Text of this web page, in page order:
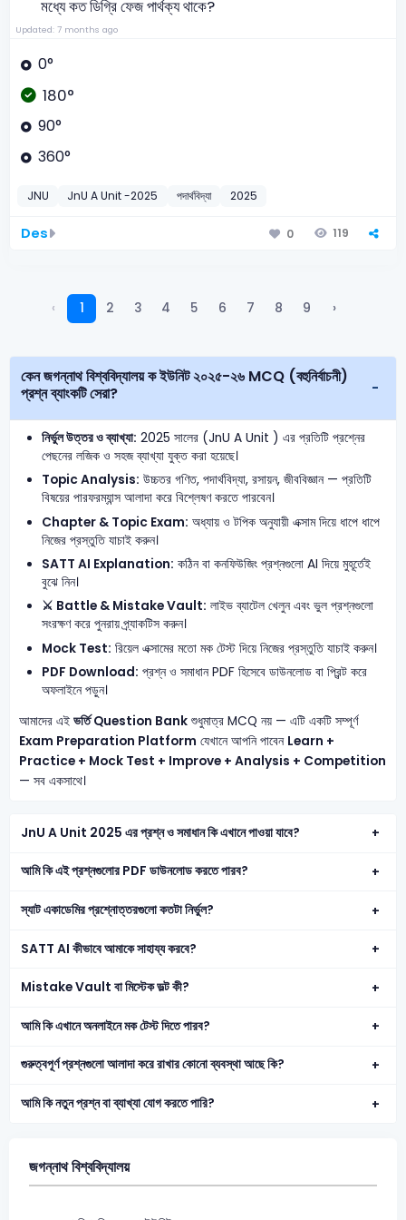
মধ্যে কত ডিগ্রি ফেজ পার্থক্য থাকে?
Updated: 7 months ago
0°
180°
90°
360°
JNU JnU A Unit -2025 পদার্থবিদ্যা 2025
Des 0 119
‹ 1 2 3 4 5 6 7 8 9 ›
কেন জগন্নাথ বিশ্ববিদ্যালয় ক ইউনিট ২০২৫-২৬ MCQ (বহুনির্বাচনী)
প্রশ্ন ব্যাংকটি সেরা?
নির্ভুল উত্তর ও ব্যাখ্যা: 2025 সালের (JnU A Unit ) এর প্রতিটি প্রশ্নের
পেছনের লজিক ও সহজ ব্যাখ্যা যুক্ত করা হয়েছে।
Topic Analysis: উচ্চতর গণিত, পদার্থবিদ্যা, রসায়ন, জীববিজ্ঞান — প্রতিটি
বিষয়ের পারফরম্যান্স আলাদা করে বিশ্লেষণ করতে পারবেন।
Chapter & Topic Exam: অধ্যায় ও টপিক অনুযায়ী এক্সাম দিয়ে ধাপে ধাপে
নিজের প্রস্তুতি যাচাই করুন।
SATT AI Explanation: কঠিন বা কনফিউজিং প্রশ্নগুলো AI দিয়ে মুহূর্তেই
বুঝে নিন।
⚔️ Battle & Mistake Vault: লাইভ ব্যাটেল খেলুন এবং ভুল প্রশ্নগুলো
সংরক্ষণ করে পুনরায় প্র্যাকটিস করুন।
Mock Test: রিয়েল এক্সামের মতো মক টেস্ট দিয়ে নিজের প্রস্তুতি যাচাই করুন।
PDF Download: প্রশ্ন ও সমাধান PDF হিসেবে ডাউনলোড বা প্রিন্ট করে
অফলাইনে পড়ুন।
আমাদের এই ভর্তি Question Bankশুধুমাত্র MCQ নয় — এটি একটি সম্পূর্ণ
Exam Preparation Platform যেখানে আপনি পাবেন Learn +
Practice + Mock Test + Improve + Analysis + Competition
— সব একসাথে।
JnU A Unit 2025 এর প্রশ্ন ও সমাধান কি এখানে পাওয়া যাবে?
আমি কি এই প্রশ্নগুলোর PDF ডাউনলোড করতে পারব?
স্যাট একাডেমির প্রশ্নোত্তরগুলো কতটা নির্ভুল?
SATT AI কীভাবে আমাকে সাহায্য করবে?
Mistake Vault বা মিস্টেক ভল্ট কী?
আমি কি এখানে অনলাইনে মক টেস্ট দিতে পারব?
গুরুত্বপূর্ণ প্রশ্নগুলো আলাদা করে রাখার কোনো ব্যবস্থা আছে কি?
আমি কি নতুন প্রশ্ন বা ব্যাখ্যা যোগ করতে পারি?
জগন্নাথ বিশ্ববিদ্যালয়